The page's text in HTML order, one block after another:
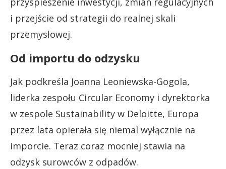
i przejście od strategii do realnej skali
przemysłowej.
Od importu do odzysku
Jak podkreśla Joanna Leoniewska-Gogola,
liderka zespołu Circular Economy i dyrektorka
w zespole Sustainability w Deloitte, Europa
przez lata opierała się niemal wyłącznie na
imporcie. Teraz coraz mocniej stawia na
odzysk surowców z odpadów.